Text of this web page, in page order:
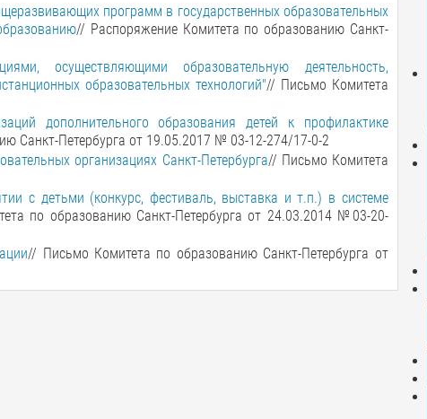
программ в государственных образовательных
// Распоряжение Комитета по образованию Санкт-
осуществляющими образовательную деятельность,
образовательных технологий"// Письмо Комитета
дополнительного образования детей к профилактике
Санкт-Петербурга от 19.05.2017 № 03-12-274/17-0-2
организациях Санкт-Петербурга// Письмо Комитета
с детьми (конкурс, фестиваль, выставка и т.п.) в системе
по образованию Санкт-Петербурга от 24.03.2014 №03-20-
// Письмо Комитета по образованию Санкт-Петербурга от